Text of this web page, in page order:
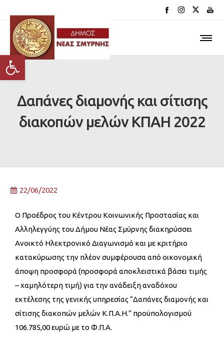
Ανοίξτε τη γραμμή εργαλείων
Δαπάνες διαμονής και σίτισης
διακοπών μελών ΚΠΑΗ 2022
22/06/2022
Ο Προέδρος του Κέντρου Κοινωνικής Προστασίας και
Αλληλεγγύης του Δήμου Νέας Σμύρνης διακηρύσσει
Ανοικτό Ηλεκτρονικό Διαγωνισμό και με κριτήριο
κατακύρωσης την πλέον συμφέρουσα από οικονομική
άποψη προσφορά (προσφορά αποκλειστικά βάσει τιμής
– χαμηλότερη τιμή) για την ανάδειξη αναδόχου
εκτέλεσης της γενικής υπηρεσίας “Δαπάνες διαμονής και
σίτισης διακοπών μελών Κ.Π.Α.Η.” προϋπολογισμού
106.785,00 ευρώ με το Φ.Π.Α.